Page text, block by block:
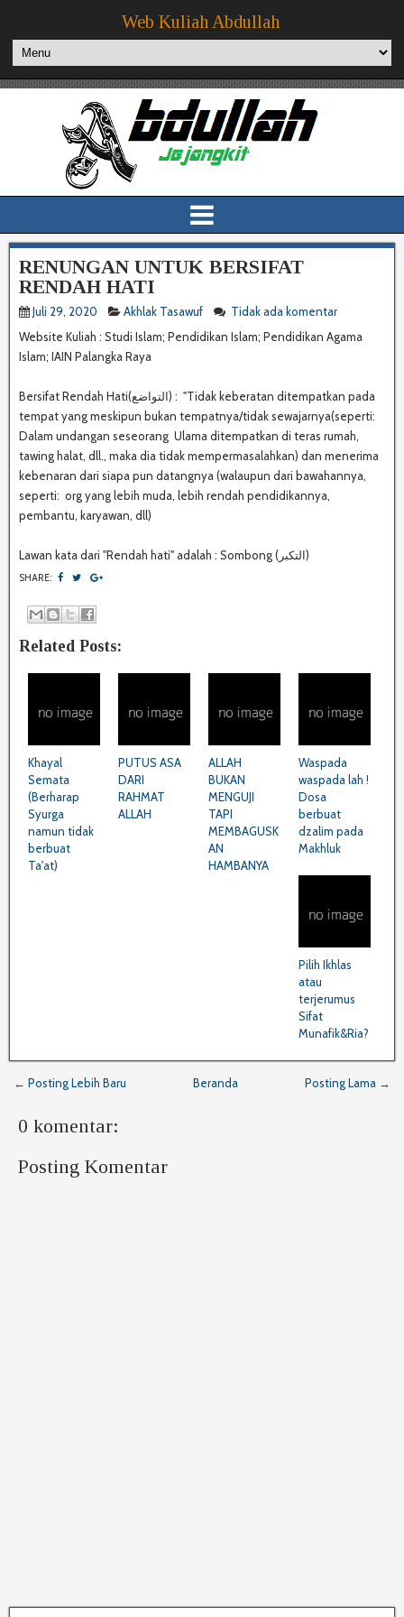
Web Kuliah Abdullah
RENUNGAN UNTUK BERSIFAT
RENDAH HATI
Juli 29, 2020 Akhlak Tasawuf
Tidak ada komentar
Website Kuliah : Studi Islam; Pendidikan Islam; Pendidikan Agama
Islam; IAIN Palangka Raya
Bersifat Rendah Hati(التواضع) : "Tidak keberatan ditempatkan pada
tempat yang meskipun bukan tempatnya/tidak sewajarnya(seperti:
Dalam undangan seseorang Ulama ditempatkan di teras rumah,
tawing halat, dll., maka dia tidak mempermasalahkan) dan menerima
kebenaran dari siapa pun datangnya (walaupun dari bawahannya,
seperti: org yang lebih muda, lebih rendah pendidikannya,
pembantu, karyawan, dll)
Lawan kata dari "Rendah hati" adalah : Sombong (التكبر)
SHARE:
Related Posts:
Khayal
Semata
(Berharap
Syurga
namun tidak
berbuat
Ta'at)
PUTUS ASA
DARI
RAHMAT
ALLAH
ALLAH
BUKAN
MENGUJI
TAPI
MEMBAGUSK
AN
HAMBANYA
Waspada
waspada lah !
Dosa
berbuat
dzalim pada
Makhluk
Pilih Ikhlas
atau
terjerumus
Sifat
Munafik&Ria?
← Posting Lebih Baru Posting Lama →
Beranda
0 komentar:
Posting Komentar